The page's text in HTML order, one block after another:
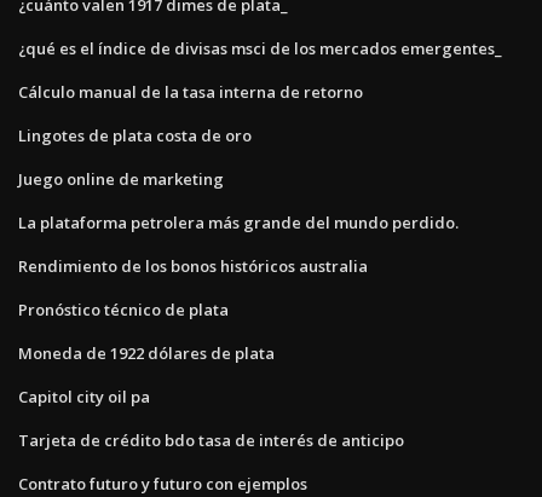
¿cuánto valen 1917 dimes de plata_
¿qué es el índice de divisas msci de los mercados emergentes_
Cálculo manual de la tasa interna de retorno
Lingotes de plata costa de oro
Juego online de marketing
La plataforma petrolera más grande del mundo perdido.
Rendimiento de los bonos históricos australia
Pronóstico técnico de plata
Moneda de 1922 dólares de plata
Capitol city oil pa
Tarjeta de crédito bdo tasa de interés de anticipo
Contrato futuro y futuro con ejemplos